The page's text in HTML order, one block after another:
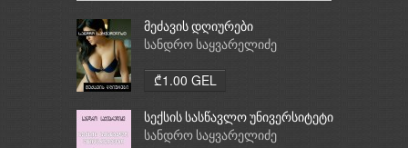
მეძავის დღიურები
სანდრო საყვარელიძე
₾1.00 GEL
სექსის სასწავლო უნივერსიტეტი
სანდრო საყვარელიძე